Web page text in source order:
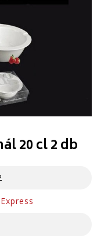
20 cl 2 db